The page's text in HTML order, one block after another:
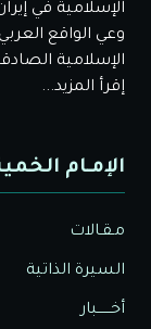
الإسلامية في
وعي الواقع
الإسلامية
إقرأ المزيد...
الإمـام
مـقـالات
السيرة الذاتية
أخــــــبار